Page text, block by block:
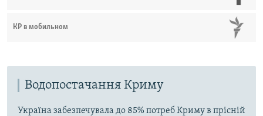
КР в мобильном
Водопостачання Криму
Україна забезпечувала до 85% потреб Криму в прісній